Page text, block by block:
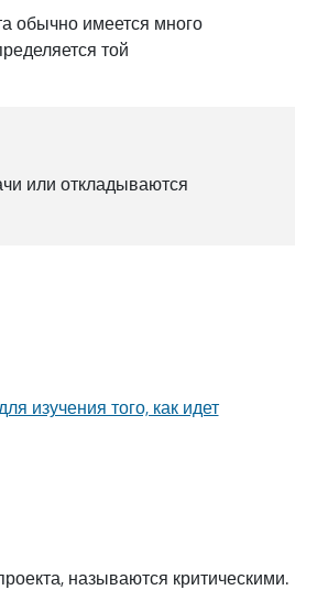
обычно имеется много
той
или откладываются
изучения того, как идет
называются критическими.